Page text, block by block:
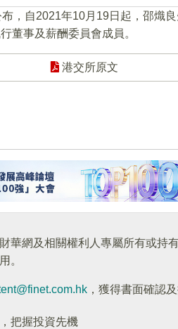
布，自2021年10月19日起，邵熾
董事及薪酬委員會成員。
港交所原文
華網及相關權利人專屬所有或持
。
，獲得書面確認
把握投資先機